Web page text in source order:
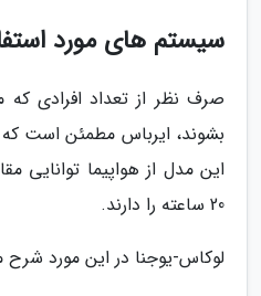
سیستم های مورد
صرف نظر از تعداد افرادی که
بشوند، ایرباس مطمئن است
این مدل از هواپیما توانایی
20 ساعته را دارند.
لوکاس-یوجنا در این مورد